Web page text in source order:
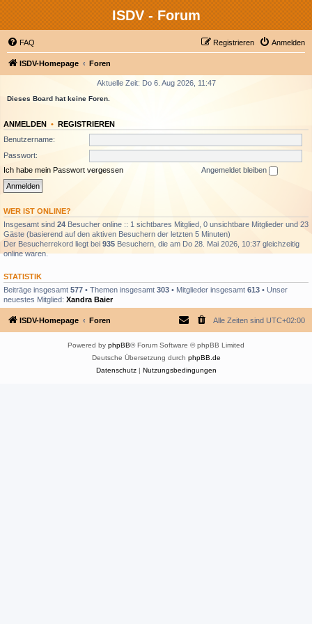
ISDV - Forum
FAQ Anmelden
Registrieren
ISDV-Homepage Foren
Aktuelle Zeit: Do 6. Aug 2026, 11:47
Dieses Board hat keine Foren.
ANMELDEN • REGISTRIEREN
Benutzername:
Passwort:
Ich habe mein Passwort vergessen
Angemeldet bleiben
WER IST ONLINE?
Insgesamt sind 24 Besucher online :: 1 sichtbares Mitglied, 0 unsichtbare Mitglieder und 23
Gäste (basierend auf den aktiven Besuchern der letzten 5 Minuten)
Der Besucherrekord liegt bei 935 Besuchern, die am Do 28. Mai 2026, 10:37 gleichzeitig
online waren.
STATISTIK
Beiträge insgesamt 577 • Themen insgesamt 303 • Mitglieder insgesamt 613 • Unser
neuestes Mitglied: Xandra Baier
ISDV-Homepage Foren Alle Zeiten sind UTC+02:00
Powered by phpBB® Forum Software © phpBB Limited
Deutsche Übersetzung durch phpBB.de
Datenschutz| Nutzungsbedingungen